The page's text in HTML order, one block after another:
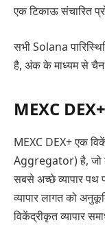
एक टिकाऊ संचारित
सभी Solana
है, अंक के माध्यम से चैन
MEXC
MEXC DEX+ एक
Aggregator) है, जो
सबसे अच्छे व्यापार पथ
व्यापार लागत को
विकेंद्रीकृत व्यापार